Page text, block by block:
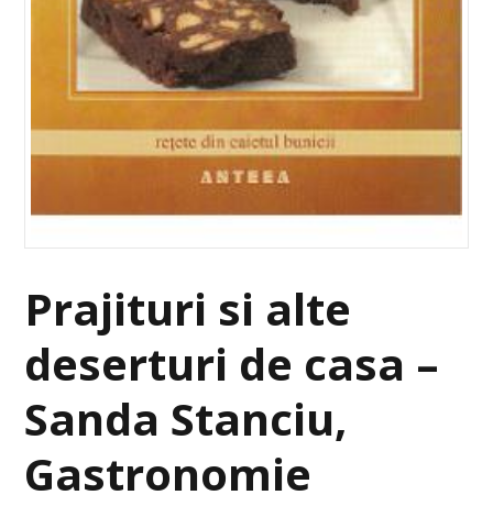
Prajituri si alte
deserturi de casa –
Sanda Stanciu,
Gastronomie